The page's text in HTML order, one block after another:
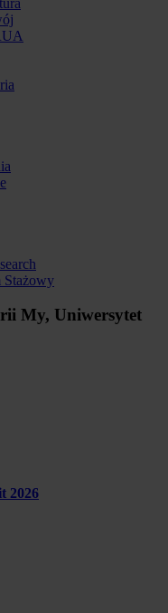
Stażowy
My, Uniwersytet
2026